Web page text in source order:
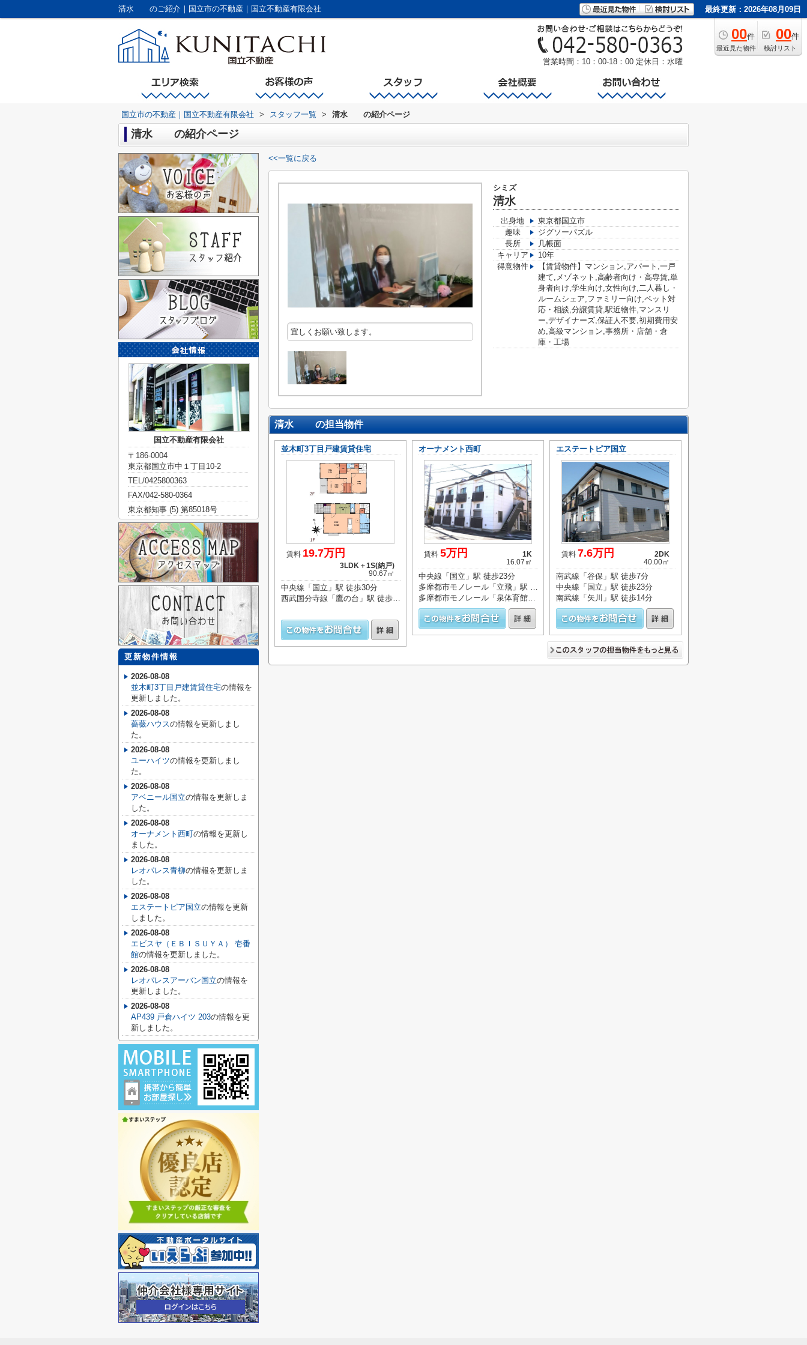
清水 のご紹介｜国立市の不動産｜国立不動産有限会社 最終更新：2026年08月09日
00件
最近見た物件
00件
検討リスト
営業時間：10：00-18：00 定休日：水曜
国立市の不動産｜国立不動産有限会社 > スタッフ一覧 > 清水 の紹介ページ
清水 の紹介ページ
<<一覧に戻る
宜しくお願い致します。
シミズ
清水
出身地
東京都国立市
趣味
ジグソーパズル
長所
几帳面
キャリア
10年
得意物件
【賃貸物件】マンション,アパート,一戸
建て,メゾネット,高齢者向け・高専賃,単
身者向け,学生向け,女性向け,二人暮し・
ルームシェア,ファミリー向け,ペット対
応・相談,分譲賃貸,駅近物件,マンスリ
ー,デザイナーズ,保証人不要,初期費用安
め,高級マンション,事務所・店舗・倉
庫・工場
清水 の担当物件
並木町3丁目戸建賃貸住宅
賃料 19.7万円
3LDK＋1S(納戸)
90.67㎡
中央線「国立」駅 徒歩30分
西武国分寺線「鷹の台」駅 徒歩26分
オーナメント西町
賃料 5万円
1K
16.07㎡
中央線「国立」駅 徒歩23分
多摩都市モノレール「立飛」駅 徒歩25分
多摩都市モノレール「泉体育館」駅 徒歩27分
エステートピア国立
賃料 7.6万円
2DK
40.00㎡
南武線「谷保」駅 徒歩7分
中央線「国立」駅 徒歩23分
南武線「矢川」駅 徒歩14分
国立不動産有限会社
〒186-0004
東京都国立市中１丁目10-2
TEL/0425800363
FAX/042-580-0364
東京都知事 (5) 第85018号
更新物件情報
2026-08-08
並木町3丁目戸建賃貸住宅の情報を
更新しました。
2026-08-08
薔薇ハウスの情報を更新しまし
た。
2026-08-08
ユーハイツの情報を更新しまし
た。
2026-08-08
アベニール国立の情報を更新しま
した。
2026-08-08
オーナメント西町の情報を更新し
ました。
2026-08-08
レオパレス青柳の情報を更新しま
した。
2026-08-08
エステートピア国立の情報を更新
しました。
2026-08-08
エビスヤ（ＥＢＩＳＵＹＡ） 壱番
館の情報を更新しました。
2026-08-08
レオパレスアーバン国立の情報を
更新しました。
2026-08-08
AP439 戸倉ハイツ 203の情報を更
新しました。